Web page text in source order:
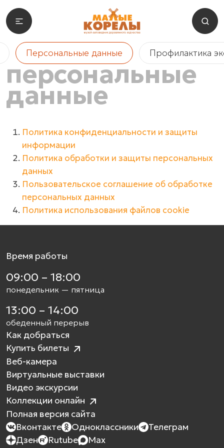
Персональные данные Профилактика
персональные
данные
Политика конфиденциальности и защиты
информации
Политика обработки и защиты персональных
данных
Пользовательское соглашение об обработке
персональных данных
Политика использования файлов cookie
Время работы
09:00 – 18:00
понедельник — пятница
13:00 – 14:00
обеденный перерыв
Как добраться
Купить билеты
Веб-камера
Виртуальные выставки
Видео экскурсии
Коллекции онлайн
Полная версия сайта
Вконтакте
Одноклассники
Телеграм
Дзен
Rutube Max